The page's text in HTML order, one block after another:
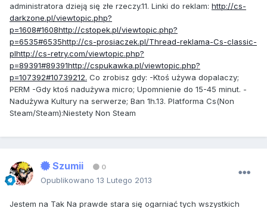
administratora dzieją się złe rzeczy.11. Linki do reklam: http://cs-
darkzone.pl/viewtopic.php?
p=1608#1608http://cstopek.pl/viewtopic.php?
p=6535#6535http://cs-prosiaczek.pl/Thread-reklama-Cs-classic-
plhttp://cs-retry.com/viewtopic.php?
p=89391#89391http://cspukawka.pl/viewtopic.php?
p=107392#10739212. Co zrobisz gdy: -Ktoś używa dopalaczy;
PERM -Gdy ktoś nadużywa micro; Upomnienie do 15-45 minut. -
Nadużywa Kultury na serwerze; Ban 1h.13. Platforma Cs(Non
Steam/Steam):Niestety Non Steam
Szumii 0
Opublikowano 13 Lutego 2013
Jestem na Tak Na prawde stara się ogarniać tych wszystkich